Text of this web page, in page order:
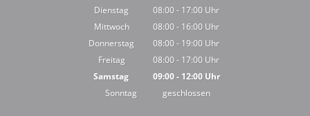
Von 08:00 bis 19:00 Uhr
Dienstag 08:00- 17:00 Uhr
Von 08:00 bis 17:00 Uhr
Mittwoch 08:00- 16:00 Uhr
Von 08:00 bis 16:00 Uhr
Donnerstag 08:00- 19:00 Uhr
Von 08:00 bis 19:00 Uhr
Freitag 08:00- 17:00 Uhr
Von 08:00 bis 17:00 Uhr
Samstag 09:00- 12:00Uhr
Von 09:00 bis 12:00 Uhr
Sonntag geschlossen